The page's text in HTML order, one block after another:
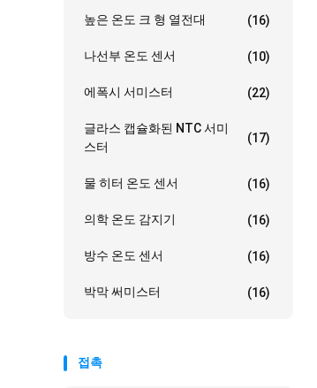
높은 온도 크 형 열전대 (16)
나선부 온도 센서 (10)
에폭시 서미스터 (22)
글라스 캡슐화된 NTC 서미
스터
(17)
물 히터 온도 센서 (16)
의학 온도 감지기 (16)
방수 온도 센서 (16)
박막 써미스터 (16)
접촉